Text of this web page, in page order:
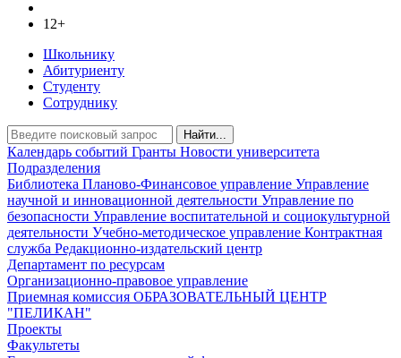
12+
Школьнику
Абитуриенту
Студенту
Сотруднику
Найти...
Календарь событий Гранты Новости университета
Подразделения
Библиотека Планово-Финансовое управление Управление
научной и инновационной деятельности Управление по
безопасности Управление воспитательной и социокультурной
деятельности Учебно-методическое управление Контрактная
служба Редакционно-издательский центр
Департамент по ресурсам
Организационно-правовое управление
Приемная комиссия ОБРАЗОВАТЕЛЬНЫЙ ЦЕНТР
"ПЕЛИКАН"
Проекты
Факультеты